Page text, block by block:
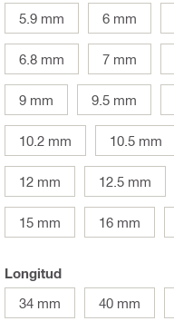
5.9 mm 6 mm
6.8 mm 7 mm
9 mm 9.5 mm
10.2 mm 10.5 mm
12 mm 12.5 mm
15 mm 16 mm
Longitud
34 mm
40 mm